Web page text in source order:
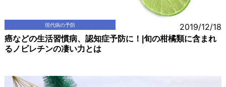
現代病の予防 2019/12/18
癌などの生活習慣病、認知症予防に！|旬の柑橘類に含まれ
るノビレチンの凄い力とは